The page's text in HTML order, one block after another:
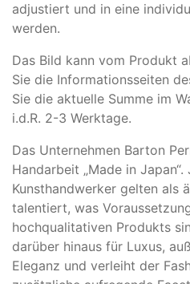
adjustiert und in eine
werden.
Das Bild kann vom Produkt
Sie die Informationsseiten
Sie die aktuelle Summe im
i.d.R. 2-3 Werktage.
Das Unternehmen Barton
Handarbeit „Made in Japan“.
Kunsthandwerker gelten als
talentiert, was
hochqualitativen Produkts
darüber hinaus für Luxus,
Eleganz und verleiht der